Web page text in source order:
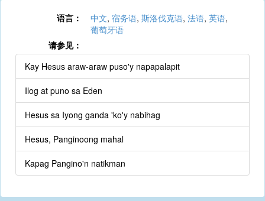
语言： 中文, 宿务语, 斯洛伐克语, 法语, 英语,
葡萄牙语
请参见：
Kay Hesus araw-araw puso'y napapalapit
Ilog at puno sa Eden
Hesus sa Iyong ganda 'ko'y nabihag
Hesus, Panginoong mahal
Kapag Pangino'n natikman